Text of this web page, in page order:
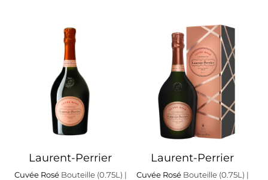
Laurent-Perrier
Cuvée Rosé Bouteille (0.75L) |
Laurent-Perrier
Cuvée Rosé Bouteille (0.75L) |